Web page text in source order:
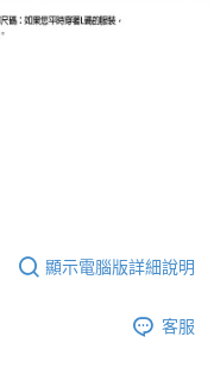
顯示電腦版詳細說明
客服